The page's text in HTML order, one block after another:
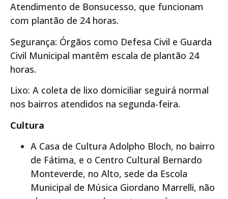
Atendimento de Bonsucesso, que funcionam
com plantão de 24 horas.
Segurança: Órgãos como Defesa Civil e Guarda
Civil Municipal mantêm escala de plantão 24
horas.
Lixo: A coleta de lixo domiciliar seguirá normal
nos bairros atendidos na segunda-feira.
Cultura
A Casa de Cultura Adolpho Bloch, no bairro
de Fátima, e o Centro Cultural Bernardo
Monteverde, no Alto, sede da Escola
Municipal de Música Giordano Marrelli, não